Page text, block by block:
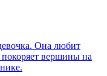
Она любит
покоряет вершины на